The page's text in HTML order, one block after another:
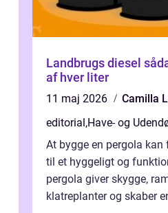
Landbrugs diesel sådan får du mest ud
af hver liter
11 maj 2026
Camilla
editorial ,Have- og
At bygge en pergola
til et hyggeligt og
pergola giver skygge,
klatreplanter og skaber